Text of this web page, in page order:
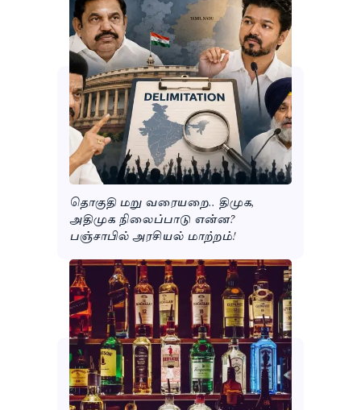
தொகுதி மறு வரையறை.. திமுக,
அதிமுக நிலைப்பாடு என்ன?
பஞ்சாபில் அரசியல் மாற்றம்!